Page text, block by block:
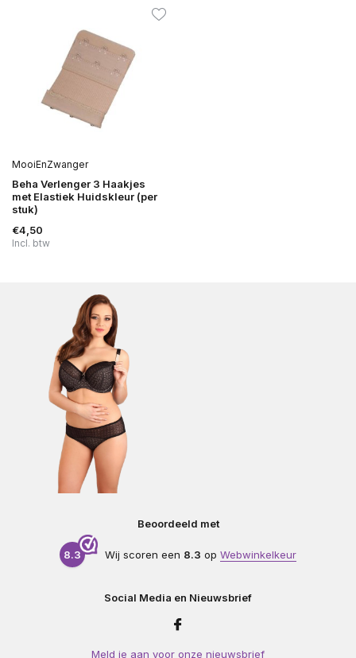
MooiEnZwanger
Beha Verlenger 3 Haakjes
met Elastiek Huidskleur (per
stuk)
€4,50
Incl. btw
Beoordeeld met
8.3 Wij scoren een 8.3 op Webwinkelkeur
Social Media en Nieuwsbrief
Meld je aan voor onze nieuwsbrief